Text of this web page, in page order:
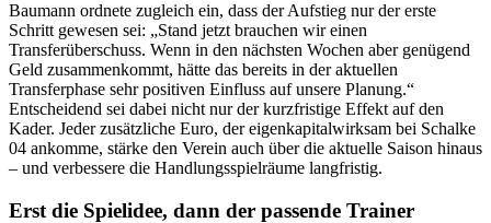
Baumann ordnete zugleich ein, dass der Aufstieg nur der erste
Schritt gewesen sei: „Stand jetzt brauchen wir einen
Transferüberschuss. Wenn in den nächsten Wochen aber genügend
Geld zusammenkommt, hätte das bereits in der aktuellen
Transferphase sehr positiven Einfluss auf unsere Planung.“
Entscheidend sei dabei nicht nur der kurzfristige Effekt auf den
Kader. Jeder zusätzliche Euro, der eigenkapitalwirksam bei Schalke
04 ankomme, stärke den Verein auch über die aktuelle Saison hinaus
– und verbessere die Handlungsspielräume langfristig.
Erst die Spielidee, dann der passende Trainer